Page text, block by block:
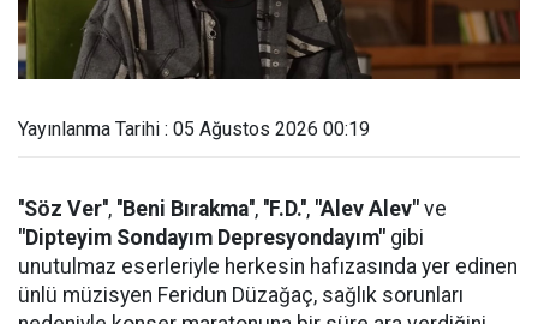
Yayınlanma Tarihi : 05 Ağustos 2026 00:19
''Söz Ver'', ''Beni Bırakma'', ''F.D.'', "Alev Alev" ve
"Dipteyim Sondayım Depresyondayım" gibi
unutulmaz eserleriyle herkesin hafızasında yer edinen
ünlü müzisyen Feridun Düzağaç, sağlık sorunları